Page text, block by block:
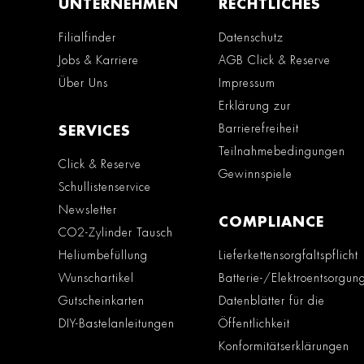
UNTERNEHMEN
Filialfinder
Jobs & Karriere
Über Uns
SERVICES
Click & Reserve
Schullistenservice
Newsletter
CO2-Zylinder Tausch
Heliumbefüllung
Wunschartikel
Gutscheinkarten
DIY-Bastelanleitungen
RECHTLICHES
Datenschutz
AGB Click & Reserve
Impressum
Erklärung zur
Barrierefreiheit
Teilnahmebedingungen
Gewinnspiele
COMPLIANCE
Lieferkettensorgfaltspflicht
Batterie-/Elektroentsorgung
Datenblätter für die
Öffentlichkeit
Konformitätserklärungen